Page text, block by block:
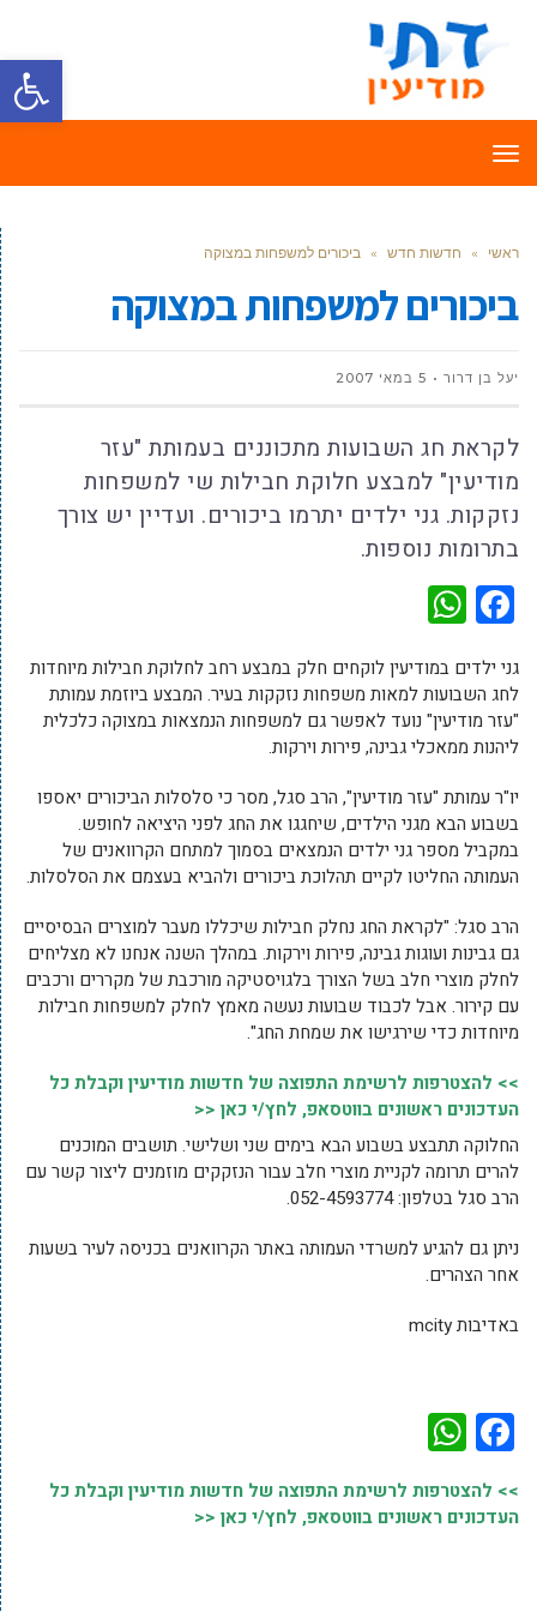
פתח
תפריט
ראשי » חדשות חדש » ביכורים למשפחות במצוקה
ביכורים למשפחות במצוקה
יעל בן דרור 5 במאי 2007
לקראת חג השבועות מתכוננים בעמותת "עזר
מודיעין" למבצע חלוקת חבילות שי למשפחות
נזקקות. גני ילדים יתרמו ביכורים. ועדיין יש צורך
בתרומות נוספות.
Facebook
גני ילדים במודיעין לוקחים חלק במבצע רחב לחלוקת חבילות מיוחדות
לחג השבועות למאות משפחות נזקקות בעיר. המבצע ביוזמת עמותת
"עזר מודיעין" נועד לאפשר גם למשפחות הנמצאות במצוקה כלכלית
ליהנות ממאכלי גבינה, פירות וירקות.
יו"ר עמותת "עזר מודיעין", הרב סגל, מסר כי סלסלות הביכורים יאספו
בשבוע הבא מגני הילדים, שיחגגו את החג לפני היציאה לחופש.
במקביל מספר גני ילדים הנמצאים בסמוך למתחם הקרוואנים של
העמותה החליטו לקיים תהלוכת ביכורים ולהביא בעצמם את הסלסלות.
הרב סגל: "לקראת החג נחלק חבילות שיכללו מעבר למוצרים הבסיסיים
גם גבינות ועוגות גבינה, פירות וירקות. במהלך השנה אנחנו לא מצליחים
לחלק מוצרי חלב בשל הצורך בלגויסטיקה מורכבת של מקררים ורכבים
עם קירור. אבל לכבוד שבועות נעשה מאמץ לחלק למשפחות חבילות
מיוחדות כדי שירגישו את שמחת החג".
>> להצטרפות לרשימת התפוצה של חדשות מודיעין וקבלת כל
העדכונים ראשונים בווטסאפ, לחץ/י כאן <<
החלוקה תתבצע בשבוע הבא בימים שני ושלישי. תושבים המוכנים
להרים תרומה לקניית מוצרי חלב עבור הנזקקים מוזמנים ליצור קשר עם
הרב סגל בטלפון: 052-4593774.
ניתן גם להגיע למשרדי העמותה באתר הקרוואנים בכניסה לעיר בשעות
אחר הצהרים.
באדיבות mcity
Facebook
>> להצטרפות לרשימת התפוצה של חדשות מודיעין וקבלת כל
העדכונים ראשונים בווטסאפ, לחץ/י כאן <<